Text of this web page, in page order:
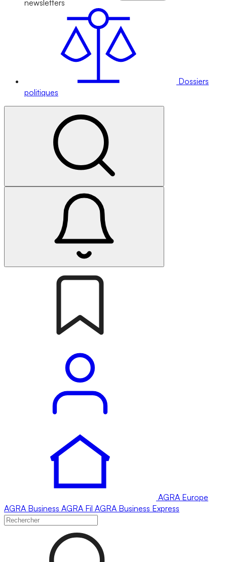
newsletters
Dossiers
politiques
AGRA Europe
AGRA Business AGRA Fil AGRA Business Express